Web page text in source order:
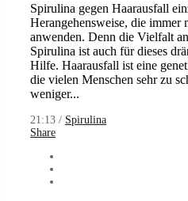
Spirulina gegen Haarausfall
Herangehensweise, die immer
anwenden. Denn die Vielfalt
Spirulina ist auch für dieses
Hilfe. Haarausfall ist eine
die vielen Menschen sehr zu
weniger...
21:13 / Spirulina
Share